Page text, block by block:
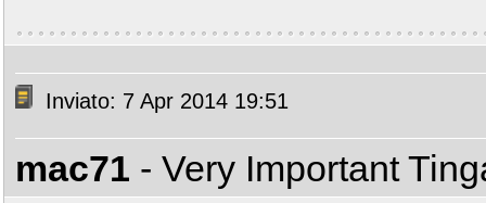
Inviato: 7 Apr 2014 19:51
mac71 - Very Important